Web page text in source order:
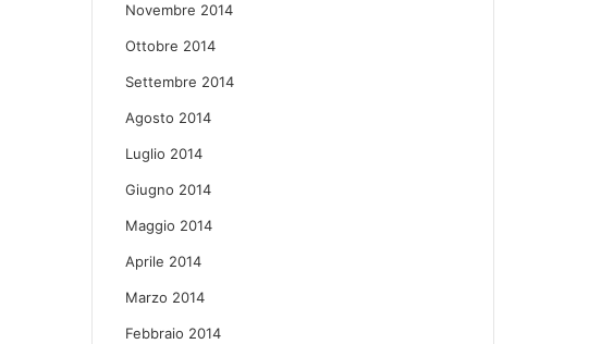
Novembre 2014
Ottobre 2014
Settembre 2014
Agosto 2014
Luglio 2014
Giugno 2014
Maggio 2014
Aprile 2014
Marzo 2014
Febbraio 2014